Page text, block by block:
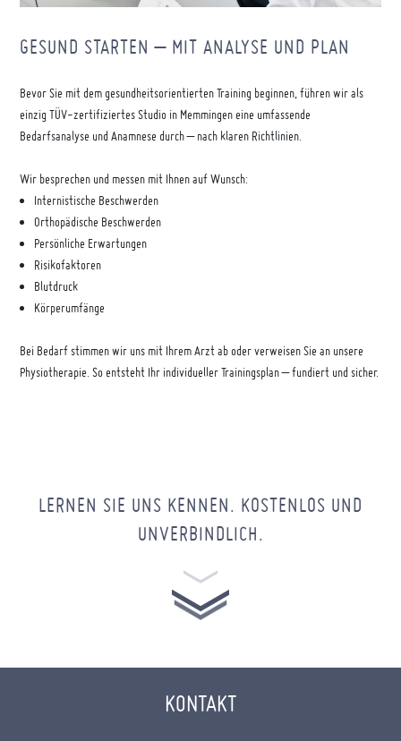
GESUND STARTEN – MIT ANALYSE UND PLAN
Bevor Sie mit dem gesundheitsorientierten Training beginnen, führen wir als
einzig TÜV-zertifiziertes Studio in Memmingen eine umfassende
Bedarfsanalyse und Anamnese durch – nach klaren Richtlinien.
Wir besprechen und messen mit Ihnen auf Wunsch:
Internistische Beschwerden
Orthopädische Beschwerden
Persönliche Erwartungen
Risikofaktoren
Blutdruck
Körperumfänge
Bei Bedarf stimmen wir uns mit Ihrem Arzt ab oder verweisen Sie an unsere
Physiotherapie. So entsteht Ihr individueller Trainingsplan – fundiert und sicher.
LERNEN SIE UNS KENNEN. KOSTENLOS UND
UNVERBINDLICH.
KONTAKT